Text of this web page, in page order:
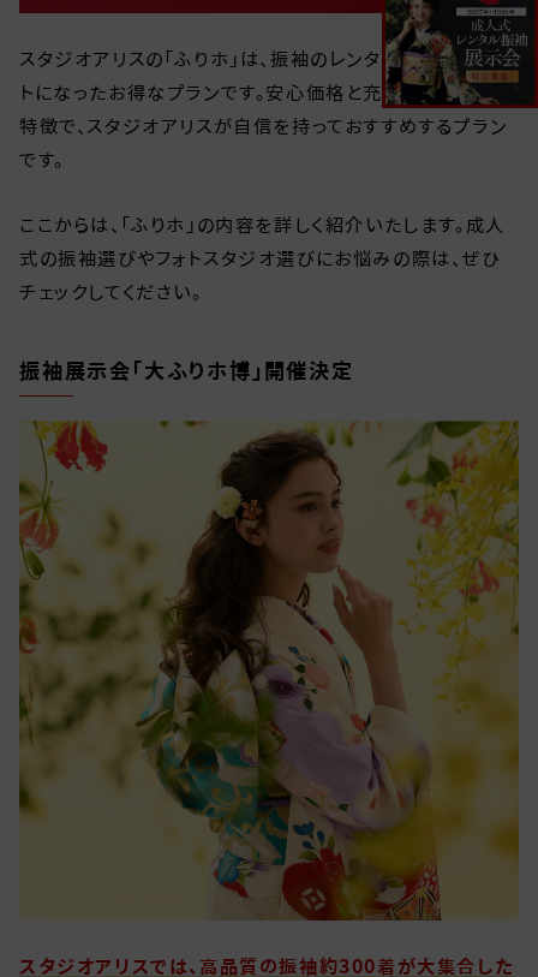
スタジオアリスの「ふりホ」は、振袖のレンタルと撮影がセッ
トになったお得なプランです。安心価格と充実のサービスが
特徴で、スタジオアリスが自信を持っておすすめするプラン
です。
ここからは、「ふりホ」の内容を詳しく紹介いたします。成人
式の振袖選びやフォトスタジオ選びにお悩みの際は、ぜひ
チェックしてください。
振袖展示会「大ふりホ博」開催決定
スタジオアリスでは、高品質の振袖約300着が大集合した